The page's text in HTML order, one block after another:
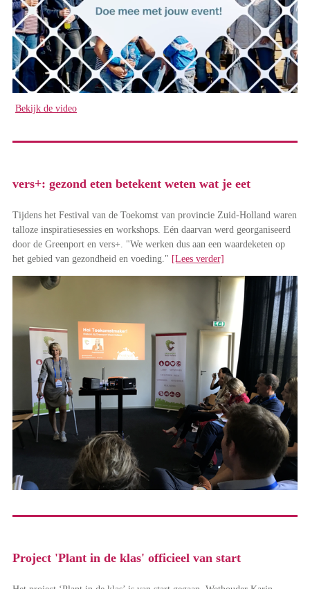
Bekijk de video
vers+: gezond eten betekent weten wat je eet
Tijdens het Festival van de Toekomst van provincie Zuid-Holland waren
talloze inspiratiesessies en workshops. Eén daarvan werd georganiseerd
door de Greenport en vers+. "We werken dus aan een waardeketen op
het gebied van gezondheid en voeding." [Lees verder]
Project 'Plant in de klas' officieel van start